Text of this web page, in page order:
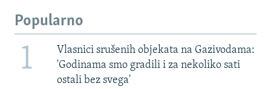
Popularno
1
Vlasnici srušenih objekata na Gazivodama:
'Godinama smo gradili i za nekoliko sati
ostali bez svega'